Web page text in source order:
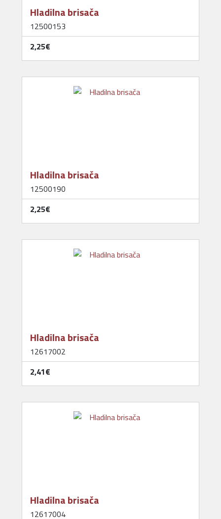
Hladilna brisača
12500153
2,25‎€
Hladilna brisača
12500190
2,25‎€
Hladilna brisača
12617002
2,41‎€
Hladilna brisača
12617004